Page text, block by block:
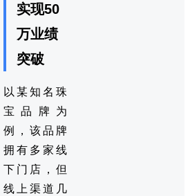
实现50
万业绩
突破
以某知名珠
宝品牌为
例，该品牌
拥有多家线
下门店，但
线上渠道几